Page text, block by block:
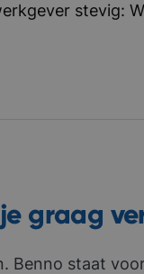
stevig:
graag
Benno staat